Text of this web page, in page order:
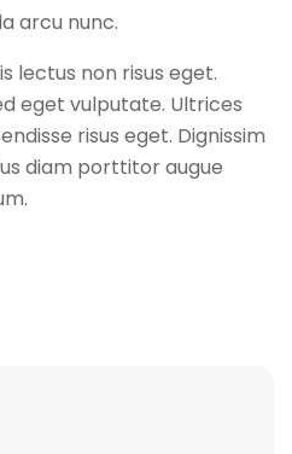
arcu nunc.
lectus non risus eget.
eget vulputate. Ultrices
risus eget. Dignissim
diam porttitor augue